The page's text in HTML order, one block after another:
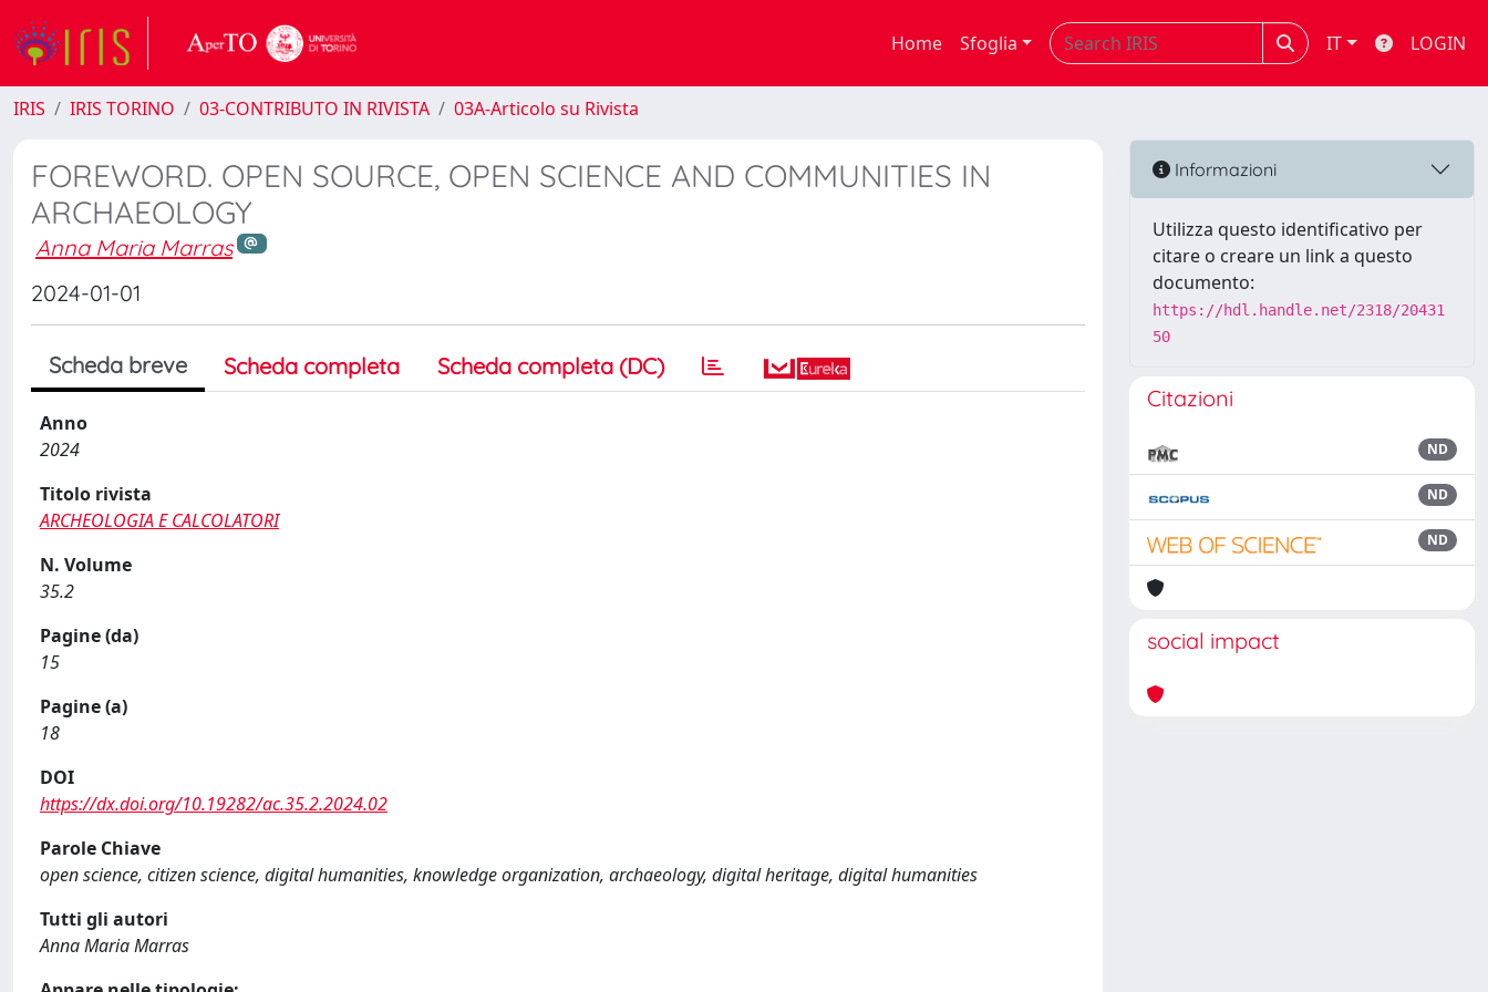
Home Sfoglia IT LOGIN
IRIS IRIS TORINO 03-CONTRIBUTO IN RIVISTA 03A-Articolo su Rivista
FOREWORD. OPEN SOURCE, OPEN SCIENCE AND COMMUNITIES IN
ARCHAEOLOGY
Anna Maria Marras
2024-01-01
Scheda breve Scheda completa Scheda completa (DC)
Anno
2024
Titolo rivista
ARCHEOLOGIA E CALCOLATORI
N. Volume
35.2
Pagine (da)
15
Pagine (a)
18
DOI
https://dx.doi.org/10.19282/ac.35.2.2024.02
Parole Chiave
open science, citizen science, digital humanities, knowledge organization, archaeology, digital heritage, digital humanities
Tutti gli autori
Anna Maria Marras
Informazioni
Utilizza questo identificativo per
citare o creare un link a questo
documento:
https://hdl.handle.net/2318/20431
50
Citazioni
ND
ND
ND
social impact